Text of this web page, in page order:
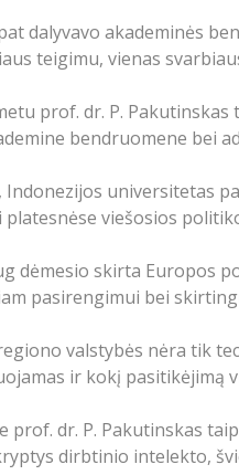
dalyvavo akademinės
teigimu, vienas
prof. dr. P.
bendruomene bei
Indonezijos universitetas
viešosios
dėmesio skirta Europos
pasirengimui bei
valstybės nėra tik
ir kokį pasitikėjimą
prof. dr. P. Pakutinskas
dirbtinio intelekto,